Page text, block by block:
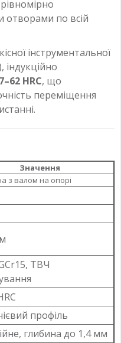
по всій
інструментальної
індукційно
HRC, що
переміщення
Значення
з валом на опорі
ТВЧ
профіль
глибина до 1,4 мм